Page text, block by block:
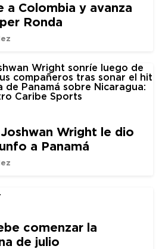
a Colombia y avanza
Ronda
Wright le dio
a Panamá
comenzar la
de julio